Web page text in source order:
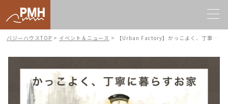
バジーハウスTOP > イベント＆ニュース > 【Urban Factory】かっこよく、丁寧に暮らすお家